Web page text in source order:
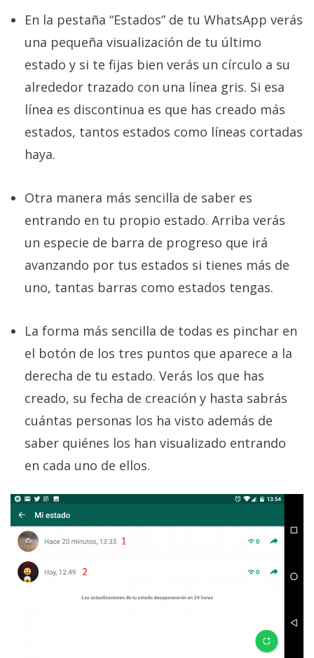
En la pestaña “Estados” de tu WhatsApp verás
una pequeña visualización de tu último
estado y si te fijas bien verás un círculo a su
alrededor trazado con una línea gris. Si esa
línea es discontinua es que has creado más
estados, tantos estados como líneas cortadas
haya.
Otra manera más sencilla de saber es
entrando en tu propio estado. Arriba verás
un especie de barra de progreso que irá
avanzando por tus estados si tienes más de
uno, tantas barras como estados tengas.
La forma más sencilla de todas es pinchar en
el botón de los tres puntos que aparece a la
derecha de tu estado. Verás los que has
creado, su fecha de creación y hasta sabrás
cuántas personas los ha visto además de
saber quiénes los han visualizado entrando
en cada uno de ellos.